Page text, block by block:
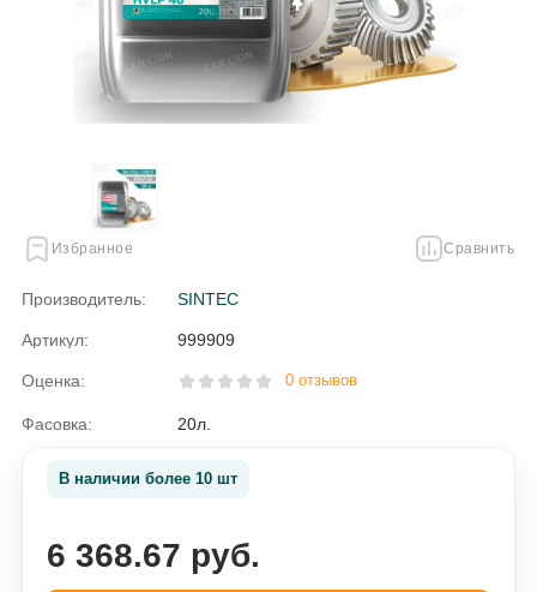
Избранное Сравнить
Производитель: SINTEC
Артикул: 999909
Оценка: 0 отзывов
Фасовка: 20л.
В наличии более 10 шт
6 368.67 руб.